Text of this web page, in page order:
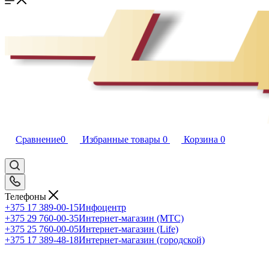
Сравнение0 Избранные товары 0 Корзина 0
Телефоны
+375 17 389-00-15Инфоцентр
+375 29 760-00-35Интернет-магазин (МТС)
+375 25 760-00-05Интернет-магазин (Life)
+375 17 389-48-18Интернет-магазин (городской)